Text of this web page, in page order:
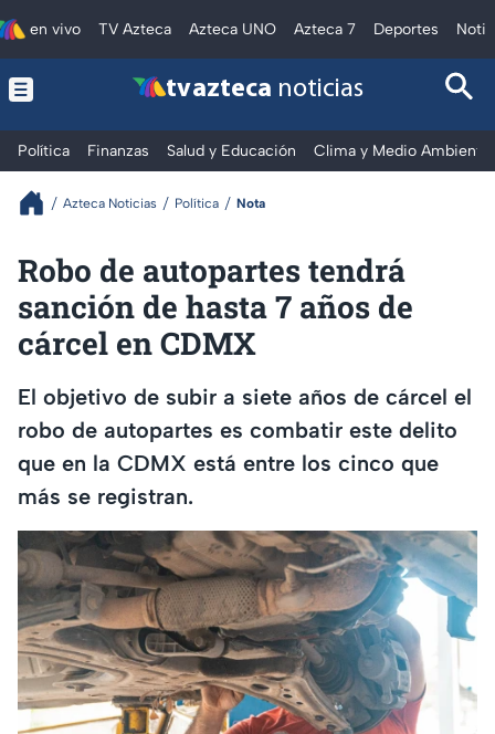
en vivo TV Azteca Azteca UNO Azteca 7 Deportes
tv azteca noticias
Política Finanzas Salud y Educación Clima y Medio Ambiente
Azteca Noticias Política Nota
Robo de autopartes tendrá
sanción de hasta 7 años de
cárcel en CDMX
El objetivo de subir a siete años de cárcel el
robo de autopartes es combatir este delito
que en la CDMX está entre los cinco que
más se registran.